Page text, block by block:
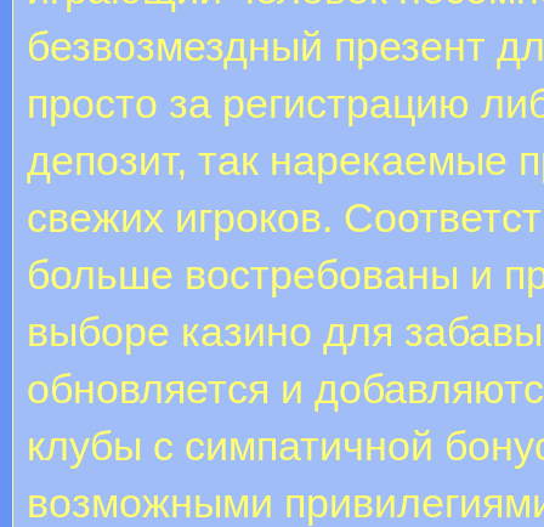
безвозмездный презент
просто за регистрацию
депозит, так нарекаемые
свежих игроков.
больше востребованы и
выборе казино для
обновляется и
клубы с симпатичной
возможными